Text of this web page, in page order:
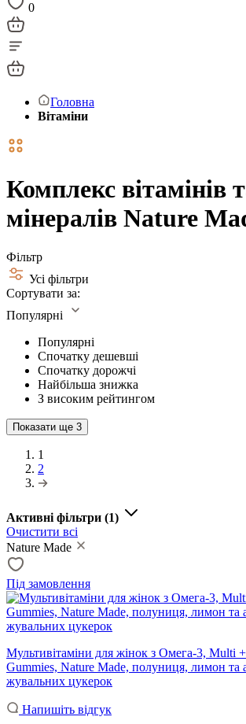
0
Головна
Вітаміни
Комплекс вітамінів
мінералів Nature
Фільтр
Усі фільтри
Сортувати за:
Популярні
Популярні
Спочатку дешевші
Спочатку дорожчі
Найбільша знижка
З високим рейтингом
Показати ще 3
1
2
Активні фільтри (1)
Очистити всі
Nature Made
Під замовлення
Мультивітаміни для жінок з Омега-3, Multi
Gummies, Nature Made, полуниця, лимон та
жувальних цукерок
Напишіть відгук